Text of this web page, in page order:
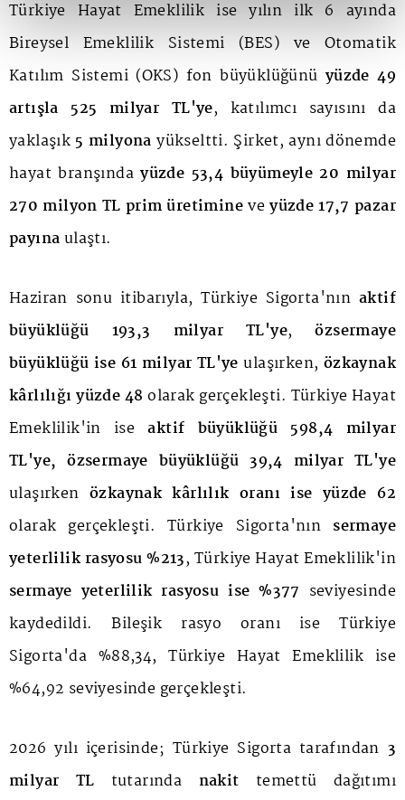
Türkiye Hayat Emeklilik ise yılın ilk 6 ayında
Bireysel Emeklilik Sistemi (BES) ve Otomatik
Katılım Sistemi (OKS) fon büyüklüğünü yüzde 49
artışla 525 milyar TL'ye, katılımcı sayısını da
yaklaşık 5 milyona yükseltti. Şirket, aynı dönemde
hayat branşındayüzde 53,4 büyümeyle 20 milyar
270 milyon TL prim üretimineveyüzde 17,7 pazar
payına ulaştı.
Haziran sonu itibarıyla, Türkiye Sigorta'nın aktif
büyüklüğü 193,3 milyar TL'ye,özsermaye
büyüklüğü ise 61 milyar TL'ye ulaşırken, özkaynak
kârlılığı yüzde 48olarak gerçekleşti. Türkiye Hayat
Emeklilik'in iseaktif büyüklüğü 598,4 milyar
TL'ye, özsermaye büyüklüğü 39,4 milyar TL'ye
ulaşırken özkaynak kârlılık oranı ise yüzde 62
olarak gerçekleşti. Türkiye Sigorta'nın sermaye
yeterlilik rasyosu %213, Türkiye Hayat Emeklilik'in
sermaye yeterlilik rasyosu ise %377 seviyesinde
kaydedildi. Bileşik rasyo oranı ise Türkiye
Sigorta'da %88,34, Türkiye Hayat Emeklilik ise
%64,92 seviyesinde gerçekleşti.
2026 yılı içerisinde; Türkiye Sigorta tarafından 3
milyar TL tutarında nakit temettü dağıtımı